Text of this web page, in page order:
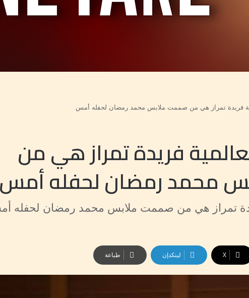
فريدة تمراز هي من صممت ملابس محمد رمضان لحفله أمس
فريدة تمراز هي من
محمد رمضان لحفله أمس
تمراز هي من صممت ملابس محمد رمضان لحفله
‫X لينكدإن طباعة